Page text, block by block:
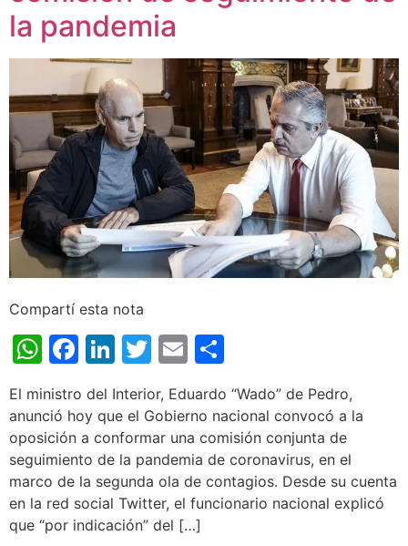
la pandemia
Compartí esta nota
WhatsApp
Facebook
LinkedIn
Twitter
Email
El ministro del Interior, Eduardo “Wado” de Pedro,
anunció hoy que el Gobierno nacional convocó a la
oposición a conformar una comisión conjunta de
seguimiento de la pandemia de coronavirus, en el
marco de la segunda ola de contagios. Desde su cuenta
en la red social Twitter, el funcionario nacional explicó
que “por indicación” del […]